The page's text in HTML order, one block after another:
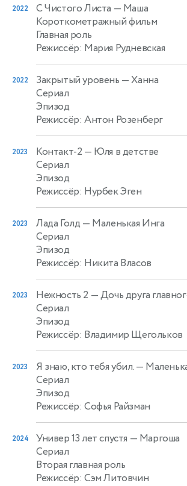
2022 С Чистого Листа — Маша
Короткометражный фильм
Главная роль
Режиссёр: Мария Рудневская
2022 Закрытый уровень — Ханна
Сериал
Эпизод
Режиссёр: Антон Розенберг
2023 Контакт-2 — Юля в детстве
Сериал
Эпизод
Режиссёр: Нурбек Эген
2023 Лада Голд — Маленькая Инга
Сериал
Эпизод
Режиссёр: Никита Власов
2023 Нежность 2 — Дочь друга
Сериал
Эпизод
Режиссёр: Владимир Щегольков
2023 Я знаю, кто тебя убил.—
Сериал
Эпизод
Режиссёр: Софья Райзман
2024 Универ 13 лет спустя — Маргоша
Сериал
Вторая главная роль
Режиссёр: Сэм Литовчин